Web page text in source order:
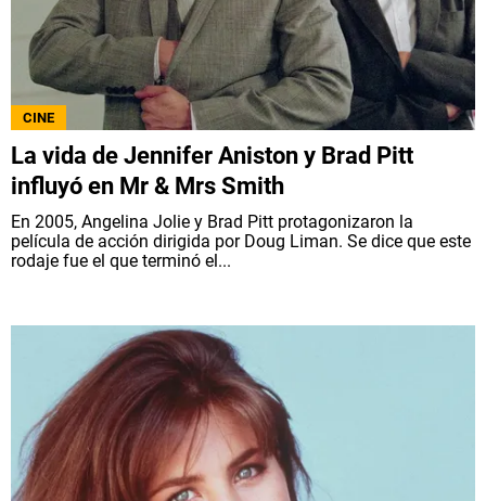
CINE
La vida de Jennifer Aniston y Brad Pitt
influyó en Mr & Mrs Smith
En 2005, Angelina Jolie y Brad Pitt protagonizaron la
película de acción dirigida por Doug Liman. Se dice que este
rodaje fue el que terminó el...